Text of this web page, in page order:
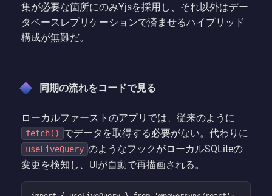
集が必要な箇所にのみYjsを採用し、それ以外はデー
タベースレプリケーションで済ませるハイブリッド
構成が無難だ。
同期の流れをコードで見る
ローカルファーストのアプリでは、従来のように
fetch() でデータを取得する必要がない。代わりに
useLiveQuery のようなフックがローカルSQLiteの
変更を検知し、UIが自動で再描画される。